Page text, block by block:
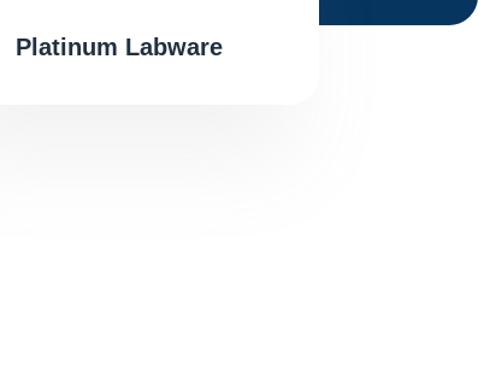
Platinum Labware